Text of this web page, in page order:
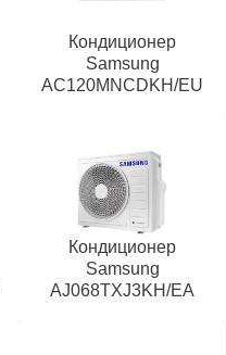
Кондиционер
Samsung
AC120MNCDKH/EU
Кондиционер
Samsung
AJ068TXJ3KH/EA